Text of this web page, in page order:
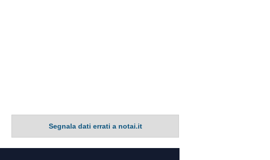
Segnala dati errati a notai.it